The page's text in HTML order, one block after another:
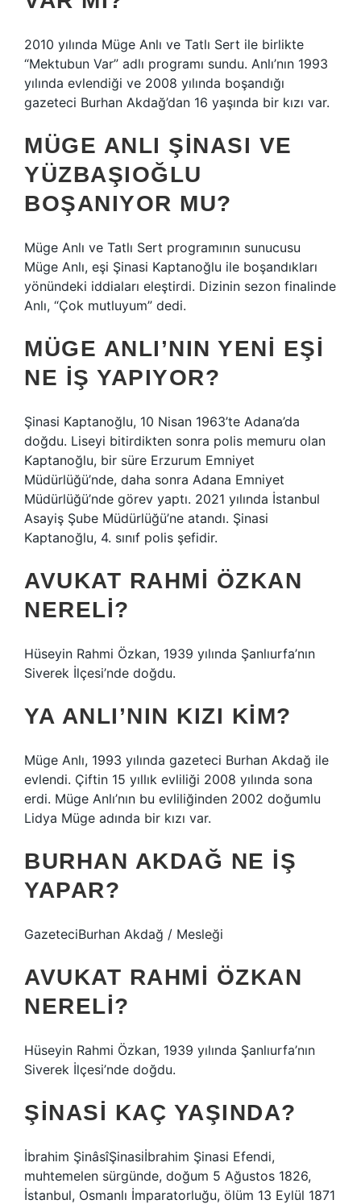
2010 yılında Müge Anlı ve Tatlı Sert ile birlikte
“Mektubun Var” adlı programı sundu. Anlı’nın 1993
yılında evlendiği ve 2008 yılında boşandığı
gazeteci Burhan Akdağ’dan 16 yaşında bir kızı var.
MÜGE ANLI ŞINASI VE
YÜZBAŞIOĞLU
BOŞANIYOR MU?
Müge Anlı ve Tatlı Sert programının sunucusu
Müge Anlı, eşi Şinasi Kaptanoğlu ile boşandıkları
yönündeki iddiaları eleştirdi. Dizinin sezon finalinde
Anlı, “Çok mutluyum” dedi.
MÜGE ANLI’NIN YENI EŞI
NE IŞ YAPIYOR?
Şinasi Kaptanoğlu, 10 Nisan 1963’te Adana’da
doğdu. Liseyi bitirdikten sonra polis memuru olan
Kaptanoğlu, bir süre Erzurum Emniyet
Müdürlüğü’nde, daha sonra Adana Emniyet
Müdürlüğü’nde görev yaptı. 2021 yılında İstanbul
Asayiş Şube Müdürlüğü’ne atandı. Şinasi
Kaptanoğlu, 4. sınıf polis şefidir.
AVUKAT RAHMI ÖZKAN
NERELI?
Hüseyin Rahmi Özkan, 1939 yılında Şanlıurfa’nın
Siverek İlçesi’nde doğdu.
YA ANLI’NIN KIZI KIM?
Müge Anlı, 1993 yılında gazeteci Burhan Akdağ ile
evlendi. Çiftin 15 yıllık evliliği 2008 yılında sona
erdi. Müge Anlı’nın bu evliliğinden 2002 doğumlu
Lidya Müge adında bir kızı var.
BURHAN AKDAĞ NE IŞ
YAPAR?
GazeteciBurhan Akdağ / Mesleği
AVUKAT RAHMI ÖZKAN
NERELI?
Hüseyin Rahmi Özkan, 1939 yılında Şanlıurfa’nın
Siverek İlçesi’nde doğdu.
ŞINASI KAÇ YAŞINDA?
İbrahim ŞinâsîŞinasiİbrahim Şinasi Efendi,
muhtemelen sürgünde, doğum 5 Ağustos 1826,
İstanbul, Osmanlı İmparatorluğu, ölüm 13 Eylül 1871